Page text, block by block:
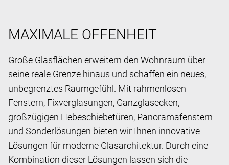
MAXIMALE OFFENHEIT
Große Glasflächen erweitern den Wohnraum über
seine reale Grenze hinaus und schaffen ein neues,
unbegrenztes Raumgefühl. Mit rahmenlosen
Fenstern, Fixverglasungen, Ganzglasecken,
großzügigen Hebeschiebetüren, Panoramafenstern
und Sonderlösungen bieten wir Ihnen innovative
Lösungen für moderne Glasarchitektur. Durch eine
Kombination dieser Lösungen lassen sich die